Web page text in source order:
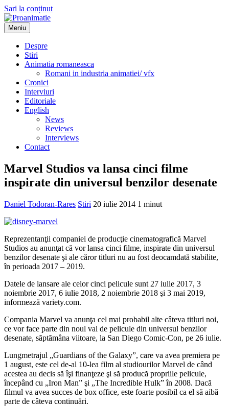
Sari la conținut
Proanimatie
Stiri despre filme de animatie
Meniu
Despre
Stiri
Animatia romaneasca
Romani in industria animatiei/ vfx
Cronici
Interviuri
Editoriale
English
News
Reviews
Interviews
Contact
Marvel Studios va lansa cinci filme
inspirate din universul benzilor desenate
Daniel Todoran-Rares Stiri 20 iulie 2014 1 minut
Reprezentanţii companiei de producţie cinematografică Marvel
Studios au anunţat că vor lansa cinci filme, inspirate din universul
benzilor desenate şi ale căror titluri nu au fost deocamdată stabilite,
în perioada 2017 – 2019.
Datele de lansare ale celor cinci pelicule sunt 27 iulie 2017, 3
noiembrie 2017, 6 iulie 2018, 2 noiembrie 2018 şi 3 mai 2019,
informează variety.com.
Compania Marvel va anunţa cel mai probabil alte câteva titluri noi,
ce vor face parte din noul val de pelicule din universul benzilor
desenate, săptămâna viitoare, la San Diego Comic-Con, pe 26 iulie.
Lungmetrajul „Guardians of the Galaxy”, care va avea premiera pe
1 august, este cel de-al 10-lea film al studiourilor Marvel de când
acestea au decis să îşi finanţeze şi să producă propriile pelicule,
începând cu „Iron Man” şi „The Incredible Hulk” în 2008. Dacă
filmul va avea succes de box office, este foarte posibil ca el să aibă
parte de câteva continuări.